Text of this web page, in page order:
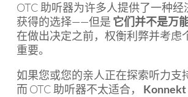
OTC 助听器为许多人提供了一种经
获得的选择——但是 它们并不是万
在做出决定之前，权衡利弊并考虑
重要。
如果您或您的亲人正在探索听力支
而 OTC 助听器不太适合， Konnekt